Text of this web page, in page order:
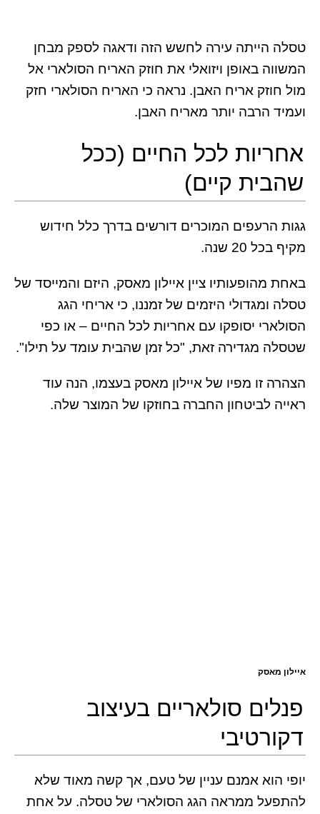
טסלה הייתה עירה לחשש הזה ודאגה לספק מבחן
המשווה באופן ויזואלי את חוזק האריח הסולארי אל
מול חוזק אריח האבן. נראה כי האריח הסולארי חזק
ועמיד הרבה יותר מאריח האבן.
אחריות לכל החיים (ככל
שהבית קיים)
גגות הרעפים המוכרים דורשים בדרך כלל חידוש
מקיף בכל 20 שנה.
באחת מהופעותיו ציין איילון מאסק, היזם והמייסד של
טסלה ומגדולי היזמים של זמננו, כי אריחי הגג
הסולארי יסופקו עם אחריות לכל החיים – או כפי
שטסלה מגדירה זאת, "כל זמן שהבית עומד על תילו".
הצהרה זו מפיו של איילון מאסק בעצמו, הנה עוד
ראייה לביטחון החברה בחוזקו של המוצר שלה.
איילון מאסק
פנלים סולאריים בעיצוב
דקורטיבי
יופי הוא אמנם עניין של טעם, אך קשה מאוד שלא
להתפעל ממראה הגג הסולארי של טסלה. על אחת